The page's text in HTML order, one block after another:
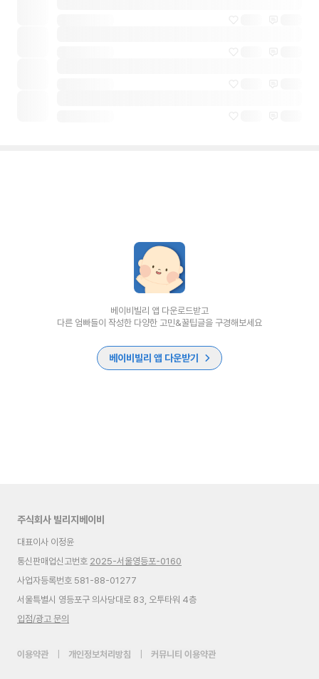
베이비빌리 앱 다운로드받고
다른 엄빠들이 작성한 다양한 고민&꿀팁글을 구경해보세요
베이비빌리 앱 다운받기
주식회사 빌리지베이비
대표이사 이정윤
통신판매업신고번호 2025-서울영등포-0160
사업자등록번호 581-88-01277
서울특별시 영등포구 의사당대로 83, 오투타워 4층
입점/광고 문의
이용약관 개인정보처리방침 커뮤니티 이용약관